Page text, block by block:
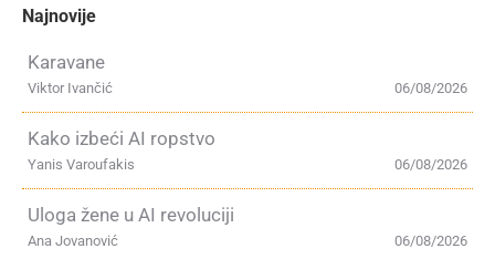
Najnovije
Karavane
06/08/2026
Viktor Ivančić
Kako izbeći AI ropstvo
06/08/2026
Yanis Varoufakis
Uloga žene u AI revoluciji
06/08/2026
Ana Jovanović